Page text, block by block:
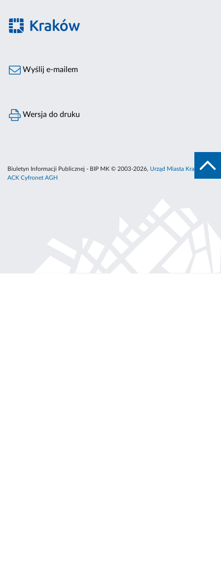
Wyślij e-mailem
Wersja do druku
Biuletyn Informacji Publicznej - BIP MK © 2003-2026, Urząd Miasta Krakowa
ACK Cyfronet AGH